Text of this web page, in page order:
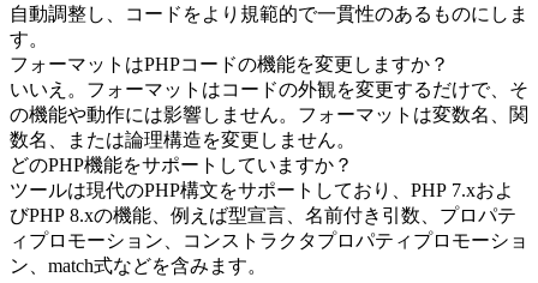
自動調整し、コードをより規範的で一貫性のあるものにしま
す。
フォーマットはPHPコードの機能を変更しますか？
いいえ。フォーマットはコードの外観を変更するだけで、そ
の機能や動作には影響しません。フォーマットは変数名、関
数名、または論理構造を変更しません。
どのPHP機能をサポートしていますか？
ツールは現代のPHP構文をサポートしており、PHP 7.xおよ
びPHP 8.xの機能、例えば型宣言、名前付き引数、プロパテ
ィプロモーション、コンストラクタプロパティプロモーショ
ン、match式などを含みます。